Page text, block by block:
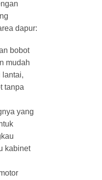
dapur:
bobot
mudah
lantai,
tanpa
yang
kabinet